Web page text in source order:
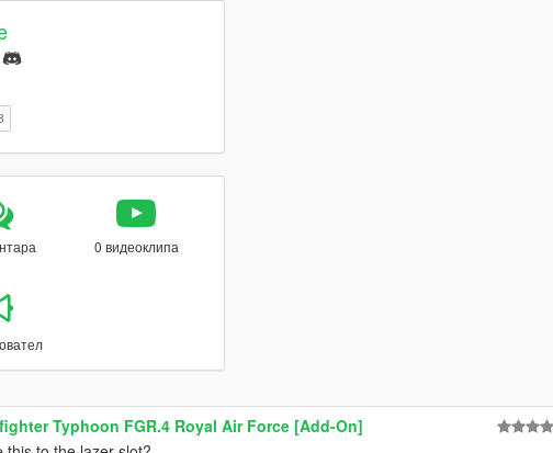
0 видеоклипа
Typhoon FGR.4 Royal Air Force [Add-On]